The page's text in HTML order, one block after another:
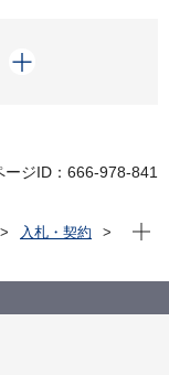
ージID：666-978-841
入札・契約
集運搬業務委託
現在